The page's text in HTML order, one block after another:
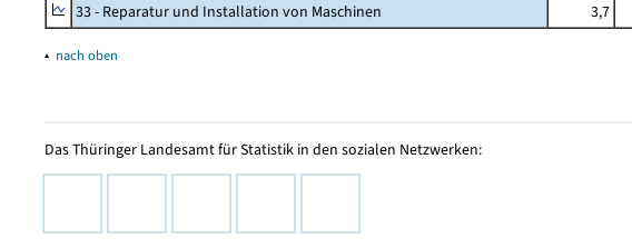
33 - Reparatur und Installation von Maschinen
3,7
▴ nach oben
Das Thüringer Landesamt für Statistik in den sozialen Netzwerken: